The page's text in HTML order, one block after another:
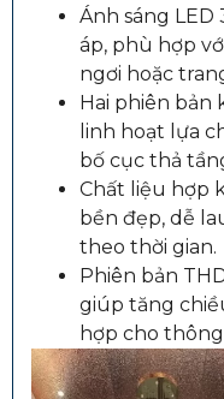
Ánh sáng LED
áp, phù hợp
ngơi hoặc
Hai phiên bản
linh hoạt lựa
bố cục thả
Chất liệu hợp
bền đẹp, dễ
theo thời gian.
Phiên bản
giúp tăng
hợp cho